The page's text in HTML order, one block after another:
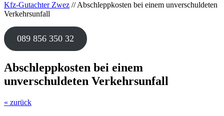
Kfz-Gutachter Zwez //Abschleppkosten bei einem unverschuldeten
Verkehrsunfall
089 856 350 32
Abschleppkosten bei einem
unverschuldeten Verkehrsunfall
« zurück